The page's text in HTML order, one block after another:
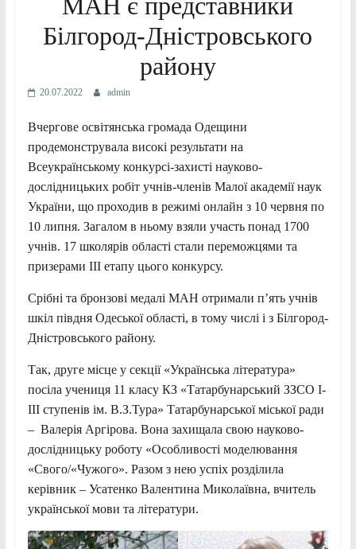
Білгород-Дністровського
району
20.07.2022 admin
Вчергове освітянська громада Одещини
продемонструвала високі результати на
Всеукраїнському конкурсі-захисті науково-
дослідницьких робіт учнів-членів Малої академії наук
України, що проходив в режимі онлайн з 10 червня по
10 липня. Загалом в ньому взяли участь понад 1700
учнів. 17 школярів області стали переможцями та
призерами IІI етапу цього конкурсу.
Срібні та бронзові медалі МАН отримали п’ять учнів
шкіл півдня Одеської області, в тому числі і з Білгород-
Дністровського району.
Так, друге місце у секції «Українська література»
посіла учениця 11 класу КЗ «Татарбунарський ЗЗСО І-
ІІІ ступенів ім. В.З.Тура» Татарбунарської міської ради
– Валерія Аргірова. Вона захищала свою науково-
дослідницьку роботу «Особливості моделювання
«Свого/«Чужого». Разом з нею успіх розділила
керівник – Усатенко Валентина Миколаївна, вчитель
української мови та літератури.